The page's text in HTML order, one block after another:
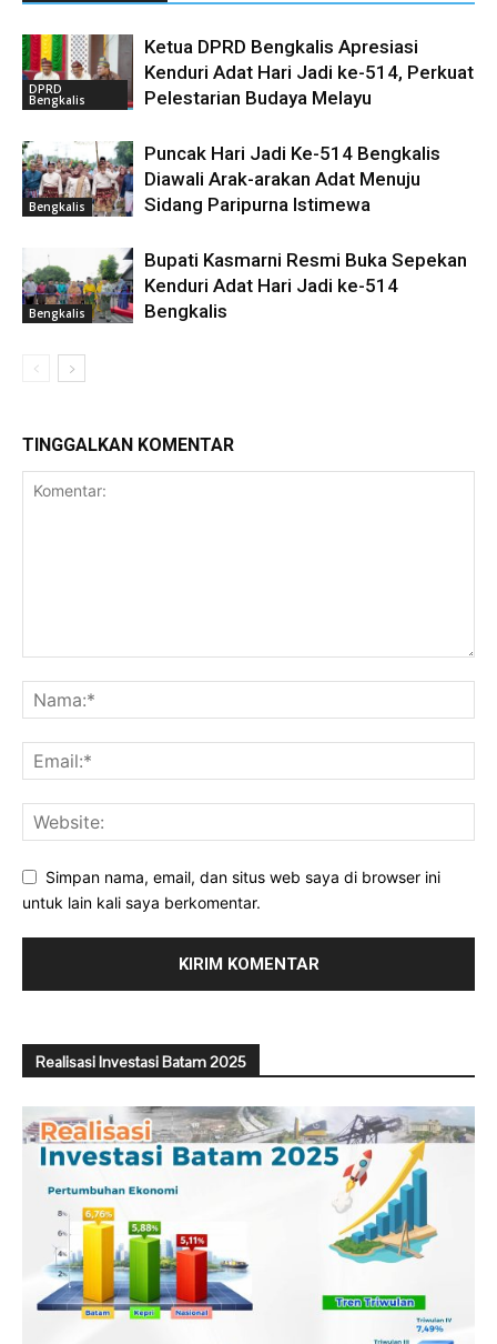
DPRD
Bengkalis
Ketua DPRD Bengkalis Apresiasi
Kenduri Adat Hari Jadi ke-514, Perkuat
Pelestarian Budaya Melayu
Bengkalis
Puncak Hari Jadi Ke-514 Bengkalis
Diawali Arak-arakan Adat Menuju
Sidang Paripurna Istimewa
Bengkalis
Bupati Kasmarni Resmi Buka Sepekan
Kenduri Adat Hari Jadi ke-514
Bengkalis
TINGGALKAN KOMENTAR
Simpan nama, email, dan situs web saya di browser ini
untuk lain kali saya berkomentar.
Realisasi Investasi Batam 2025